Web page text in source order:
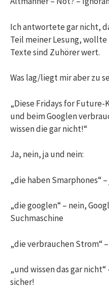
Ich antwortete gar nicht,
Teil meiner Lesung,
Texte sind Zuhörer wert.
Was lag/liegt mir aber zu
„Diese Fridays for
und beim Googlen
wissen die gar nicht!“
Ja, nein, ja und nein:
„die haben Smarphones“ –
„die googlen“ – nein,
Suchmaschine
„die verbrauchen Strom“
„und wissen das gar
sicher!